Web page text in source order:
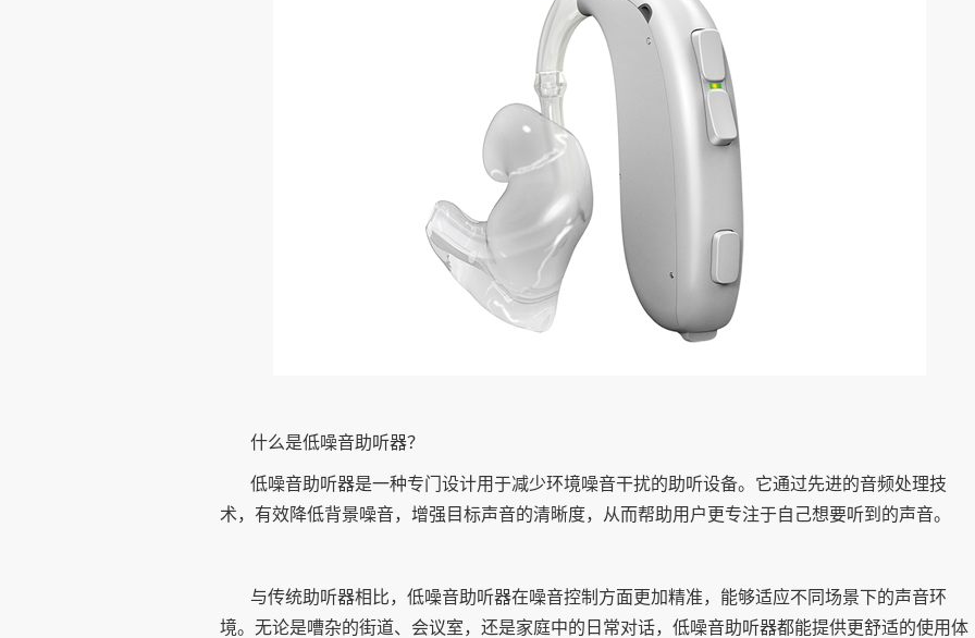
什么是低噪音助听器？
低噪音助听器是一种专门设计用于减少环境噪音干扰的助听设备。它通过先进的音频处理技
术，有效降低背景噪音，增强目标声音的清晰度，从而帮助用户更专注于自己想要听到的声音。
与传统助听器相比，低噪音助听器在噪音控制方面更加精准，能够适应不同场景下的声音环
境。无论是嘈杂的街道、会议室，还是家庭中的日常对话，低噪音助听器都能提供更舒适的使用体